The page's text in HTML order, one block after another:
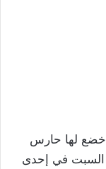
خضع لها حارس
السبت في إحدى